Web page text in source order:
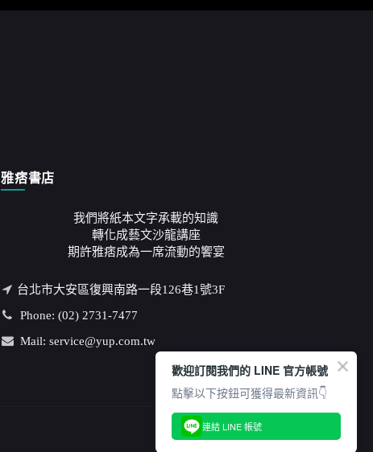
雅痞書店
我們將紙本文字承載的知識
轉化成藝文沙龍講座
期許雅痞成為一席流動的饗宴
台北市大安區復興南路一段126巷1號3F
Phone: (02) 2731-7477
Mail: service@yup.com.tw
歡迎訂閱我們的 LINE 官方帳號
點擊以下按鈕可獲得最新資訊👇
連結 LINE 帳號